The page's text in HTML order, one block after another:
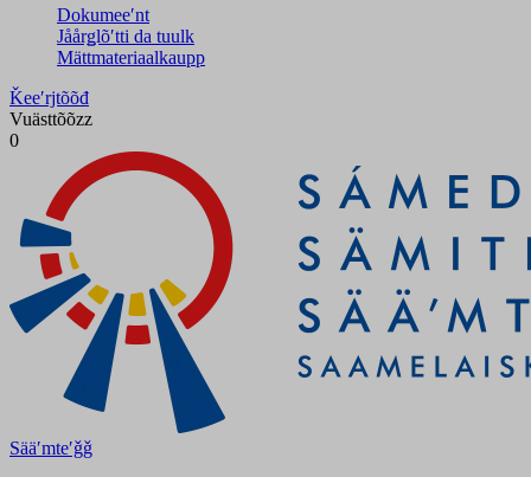
Dokumeeʹnt
Jåårǥlõʹtti da tuulk
Mättmateriaalkaupp
Ǩeeʹrjtõõđ
Vuästtõõzz
0
Sääʹmteʹǧǧ